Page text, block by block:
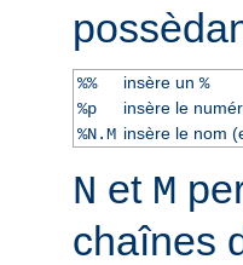
%% insère un %
%p
insère le
%N.M insère le nom
N et M
chaînes